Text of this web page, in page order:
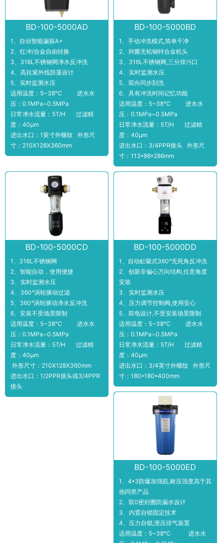
BD-100-5000AD
1、自动智能漏探A+
2、红冲/合金自由转换
3、316L不锈钢网净水反冲洗
4、高抗紫外线防藻设计
5、实时监测水压
适用温度：5~38℃ 进水水
压：0.1MPa~0.5MPa
日常净水流量：5T/H 过滤精
度：40μm
进出水口：1英寸外螺纹 外形尺
寸：210X128X360mm
BD-100-5000BD
1、手动冲洗模式,简单干净
2、抑菌无铅铜锌合金机头
3、316L不锈钢网,三分排污口
4、实时监测水压
5、双向同步刮洗
6、具有冲洗时间记忆功能
适用温度：5~38℃ 进水水
压：0.1MPa~0.5MPa
日常净水流量：5T/H 过滤精
度：40μm
进出水口：3/4PPR接头 外形尺
寸：113*86*286mm
BD-100-5000CD
1、316L不锈钢网
2、智能自动，使用便捷
3、实时监测水压
4、360°涡轮驱动过滤
5、360°涡轮驱动净水反冲洗
6、安装不受场景限制
适用温度：5~38℃ 进水水
压：0.1MPa~0.5MPa
日常净水流量：5T/H 过滤精
度：40μm
外形尺寸：210X128X360mm
进出水口：1/2PPR接头或3/4PPR
接头
BD-100-5000DD
1、自动虹吸式360°无死角反冲洗
2、创新非偏心万向结构,任意角度
安装
3、实时监测水压
4、压力调节控制阀,使用安心
5、双电设计,不受安装场景限制
适用温度：5~38℃ 进水水
压：0.1MPa~0.5MPa
日常净水流量：5T/H 过滤精
度：40μm
进出水口：3/4英寸外螺纹 外形尺
寸：180*180*400mm
BD-100-5000ED
1、4*3防爆加强筋,耐压强度高于其
他同类产品
2、双0密封圈防漏水设计
3、内置自锁固定技术
4、压力自锁,泄压排气装置
适用温度：5~38℃ 进水水